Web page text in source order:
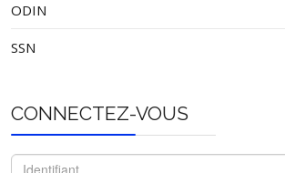
ODIN
SSN
CONNECTEZ-VOUS
Identifiant